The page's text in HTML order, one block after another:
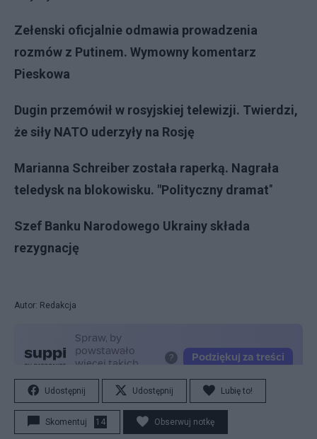
Zełenski oficjalnie odmawia prowadzenia
rozmów z Putinem. Wymowny komentarz
Pieskowa
Dugin przemówił w rosyjskiej telewizji. Twierdzi,
że siły NATO uderzyły na Rosję
Marianna Schreiber została raperką. Nagrała
teledysk na blokowisku. "Polityczny dramat"
Szef Banku Narodowego Ukrainy składa
rezygnację
Autor: Redakcja
Udostępnij Udostępnij Lubię to!
Skomentuj 14 Obserwuj notkę